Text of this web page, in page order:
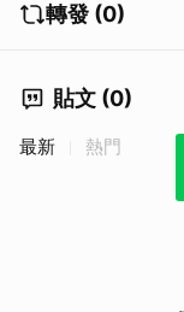
轉發 (0)
貼文 (0)
最新 熱門